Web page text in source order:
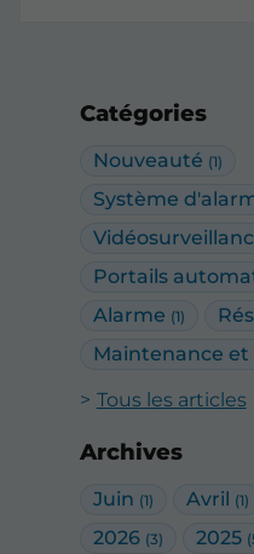
Catégories
Nouveauté (1)
Système
Alarme (1)
Tous les articles
Archives
Juin (1) Avril (1)
2026 (3) 2025